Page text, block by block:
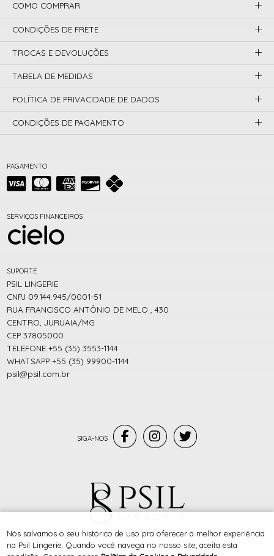
PAGAMENTO
SERVIÇOS FINANCEIROS
SUPORTE
PSIL LINGERIE
CNPJ 09.144.945/0001-51
RUA FRANCISCO ANTÔNIO DE MELO , 430
CENTRO, JURUAIA/MG
CEP 37805000
TELEFONE +55 (35) 3553-1144
WHATSAPP +55 (35) 99900-1144
psil@psil.com.br
COMO COMPRAR
CONDIÇÕES DE FRETE
TROCAS E DEVOLUÇÕES
TABELA DE MEDIDAS
POLÍTICA DE PRIVACIDADE DE DADOS
CONDIÇÕES DE PAGAMENTO
® TODOS DIREITOS RESERVADOS
Nós salvamos o seu histórico de uso pra oferecer a melhor experiência
na Psil Lingerie. Quando você navega no nosso site, aceita esta